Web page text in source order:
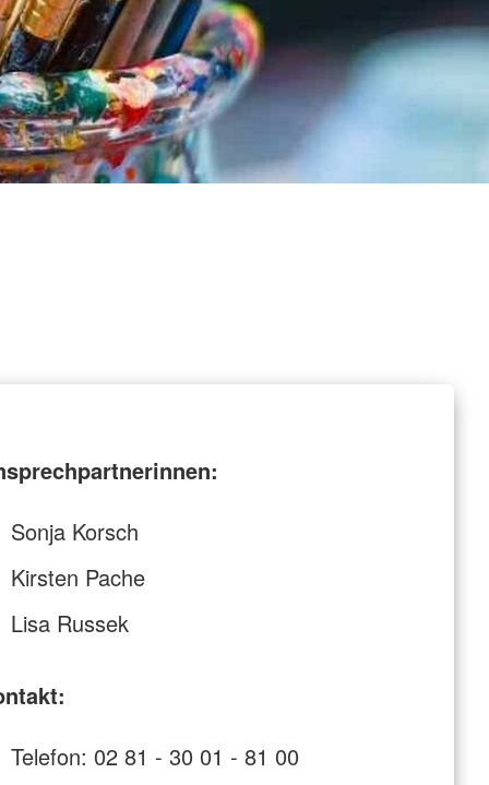
Sonja Korsch
Kirsten Pache
Lisa Russek
Telefon: 02 81 - 30 01 - 81 00